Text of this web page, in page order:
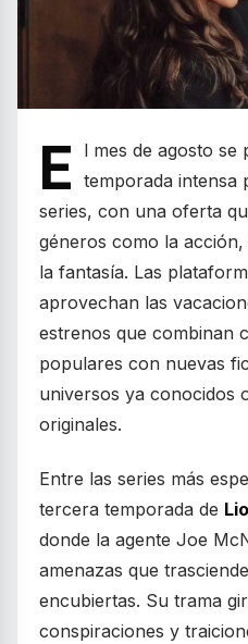
E
l mes de agosto se
temporada intensa
series, con una oferta
géneros como la
la fantasía. Las
aprovechan las
estrenos que combinan
populares con nuevas
universos ya conocidos
originales.
Entre las series más
tercera temporada de
donde la agente Joe
amenazas que
encubiertas. Su trama
conspiraciones y